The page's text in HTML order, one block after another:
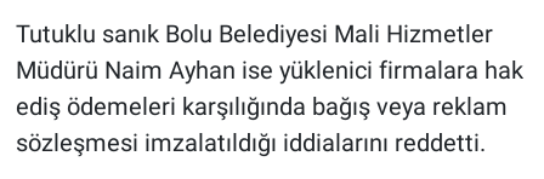
Tutuklu sanık Bolu Belediyesi Mali Hizmetler
Müdürü Naim Ayhan ise yüklenici firmalara hak
ediş ödemeleri karşılığında bağış veya reklam
sözleşmesi imzalatıldığı iddialarını reddetti.